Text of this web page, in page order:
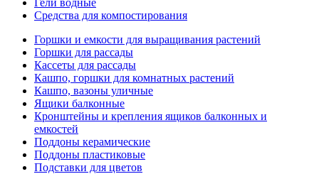
Гели водные
Средства для компостирования
Горшки и емкости для выращивания растений
Горшки для рассады
Кассеты для рассады
Кашпо, горшки для комнатных растений
Кашпо, вазоны уличные
Ящики балконные
Кронштейны и крепления ящиков балконных и
емкостей
Поддоны керамические
Поддоны пластиковые
Подставки для цветов